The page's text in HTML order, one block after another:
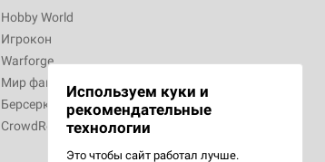
Hobby World
Игрокон
Warforge
Мир фантастики
Берсерк
CrowdRepublic
Используем куки и
рекомендательные
технологии
Это чтобы сайт работал лучше.